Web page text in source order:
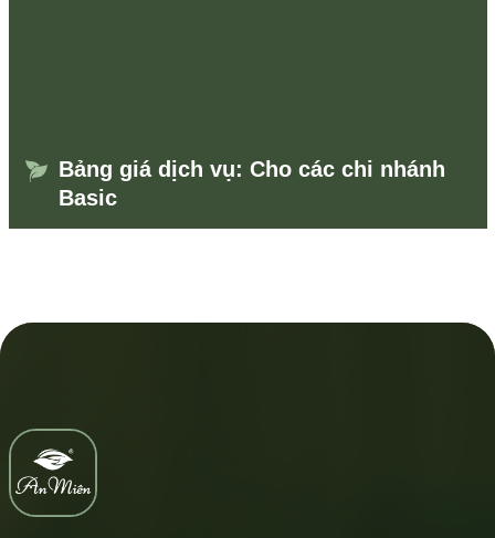
Bảng giá dịch vụ: Cho các chi nhánh
Basic